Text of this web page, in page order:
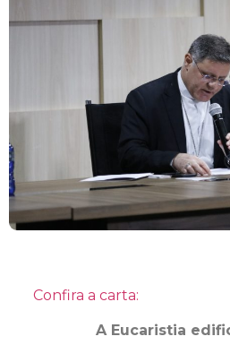
Confira a carta:
A Eucaristia